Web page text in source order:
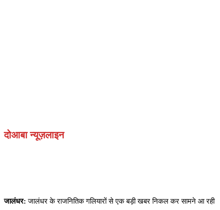
दोआबा न्यूज़लाइन
जालंधर:जालंधर के राजनितिक गलियारों से एक बड़ी खबर निकल कर सामने आ रही